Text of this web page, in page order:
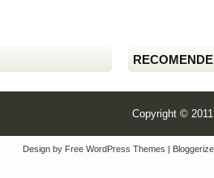
Copyright ©
Design by Free WordPress Themes |